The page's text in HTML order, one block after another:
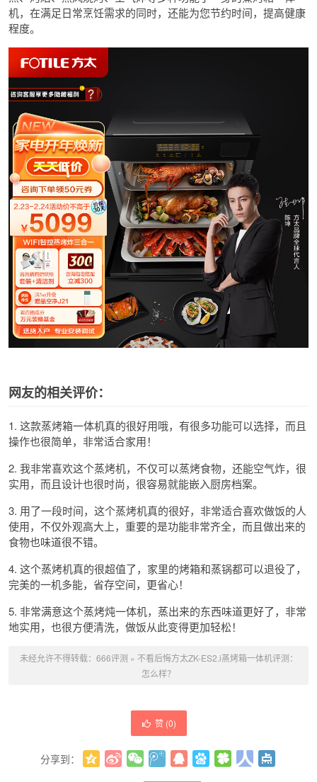
机，在满足日常烹饪需求的同时，还能为您节约时间，提高健康
程度。
网友的相关评价：
1. 这款蒸烤箱一体机真的很好用哦，有很多功能可以选择，而且
操作也很简单，非常适合家用！
2. 我非常喜欢这个蒸烤机，不仅可以蒸烤食物，还能空气炸，很
实用，而且设计也很时尚，很容易就能嵌入厨房档案。
3. 用了一段时间，这个蒸烤机真的很好，非常适合喜欢做饭的人
使用，不仅外观高大上，重要的是功能非常齐全，而且做出来的
食物也味道很不错。
4. 这个蒸烤机真的很超值了，家里的烤箱和蒸锅都可以退役了，
完美的一机多能，省存空间，更省心！
5. 非常满意这个蒸烤炖一体机，蒸出来的东西味道更好了，非常
地实用，也很方便清洗，做饭从此变得更加轻松！
未经允许不得转载： 666评测 » 不看后悔方太ZK-ES2.i蒸烤箱一体机评测：
怎么样？
赞 (0)
分享到：